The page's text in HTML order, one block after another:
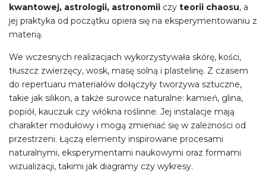
kwantowej, astrologii, astronomii czy teorii chaosu, a
jej praktyka od początku opiera się na eksperymentowaniu z
materią.
We wczesnych realizacjach wykorzystywała skórę, kości,
tłuszcz zwierzęcy, wosk, masę solną i plastelinę. Z czasem
do repertuaru materiałów dołączyły tworzywa sztuczne,
takie jak silikon, a także surowce naturalne: kamień, glina,
popiół, kauczuk czy włókna roślinne. Jej instalacje mają
charakter modułowy i mogą zmieniać się w zależności od
przestrzeni. Łączą elementy inspirowane procesami
naturalnymi, eksperymentami naukowymi oraz formami
wizualizacji, takimi jak diagramy czy wykresy.